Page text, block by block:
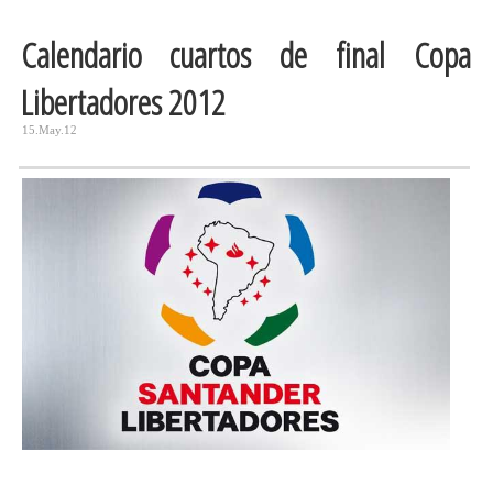
Calendario cuartos de final Copa
Libertadores 2012
15.May.12